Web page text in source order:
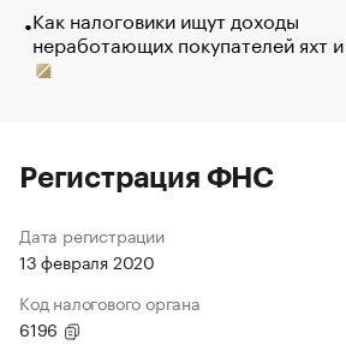
Как налоговики ищут доходы
неработающих покупателей яхт
Регистрация ФНС
Дата регистрации
13 февраля 2020
Код налогового органа
6196